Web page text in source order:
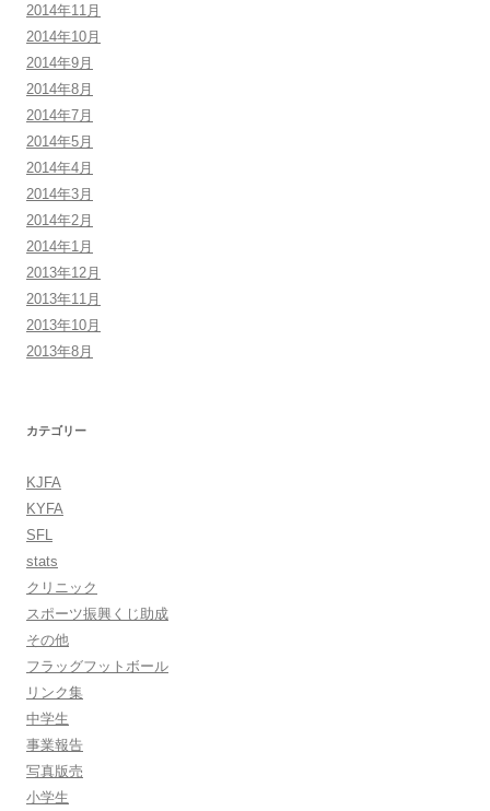
2014年11月
2014年10月
2014年9月
2014年8月
2014年7月
2014年5月
2014年4月
2014年3月
2014年2月
2014年1月
2013年12月
2013年11月
2013年10月
2013年8月
カテゴリー
KJFA
KYFA
SFL
stats
クリニック
スポーツ振興くじ助成
その他
フラッグフットボール
リンク集
中学生
事業報告
写真版売
小学生